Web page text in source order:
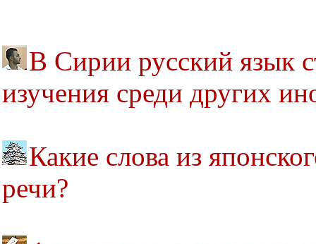
В Сирии русский язык
изучения среди других
Какие слова из
речи?